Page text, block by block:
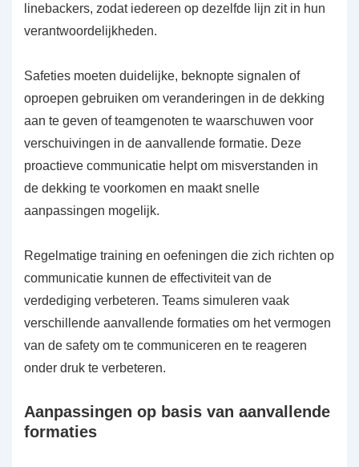
linebackers, zodat iedereen op dezelfde lijn zit in hun
verantwoordelijkheden.
Safeties moeten duidelijke, beknopte signalen of
oproepen gebruiken om veranderingen in de dekking
aan te geven of teamgenoten te waarschuwen voor
verschuivingen in de aanvallende formatie. Deze
proactieve communicatie helpt om misverstanden in
de dekking te voorkomen en maakt snelle
aanpassingen mogelijk.
Regelmatige training en oefeningen die zich richten op
communicatie kunnen de effectiviteit van de
verdediging verbeteren. Teams simuleren vaak
verschillende aanvallende formaties om het vermogen
van de safety om te communiceren en te reageren
onder druk te verbeteren.
Aanpassingen op basis van aanvallende
formaties